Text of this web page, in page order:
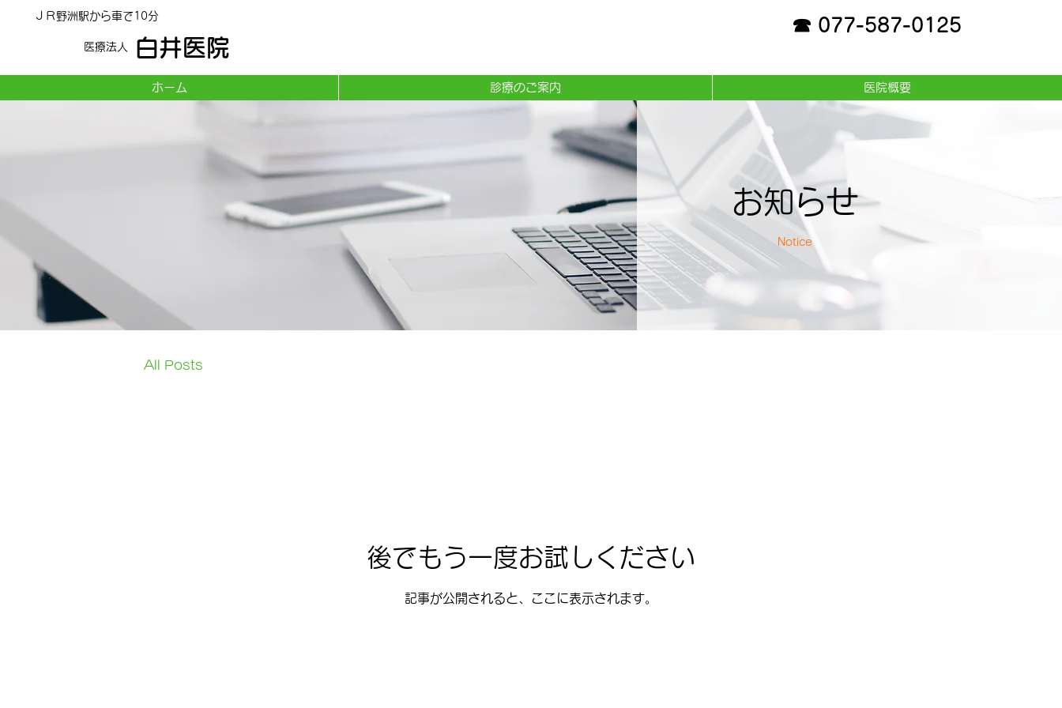
ＪＲ野洲駅から車で10分
白井医院
医療法人
☎ 077-587-0125
ホーム 診療のご案内 医院概要
お知らせ
Notice
All Posts
後でもう一度お試しください
記事が公開されると、ここに表示されます。